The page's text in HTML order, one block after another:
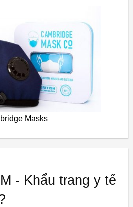
Masks
- Khẩu trang y tế